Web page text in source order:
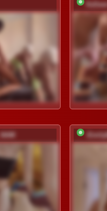
XaSeen
-